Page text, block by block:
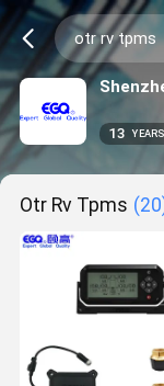
13 YEARS
Otr Rv Tpms